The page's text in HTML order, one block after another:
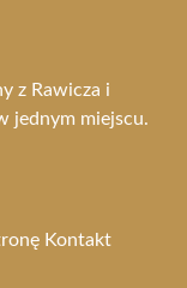
z Rawicza i
jednym miejscu.
Kontakt